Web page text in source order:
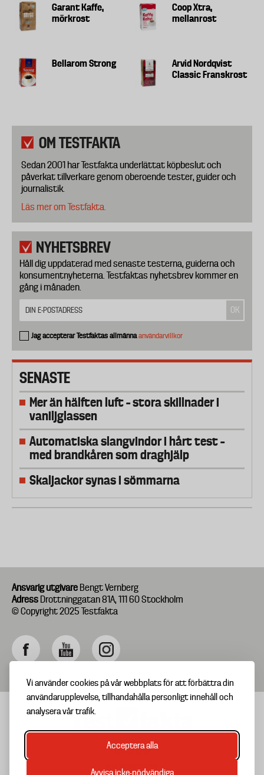
Vi använder cookies på vår webbplats för att förbättra din
användarupplevelse, tillhandahålla personligt innehåll och
analysera vår trafik.
Acceptera alla
Avvisa icke-nödvändiga
Garant Kaffe,
mörkrost
Coop Xtra,
mellanrost
Bellarom Strong
Arvid Nordqvist
Classic Franskrost
OM TESTFAKTA
Sedan 2001 har Testfakta underlättat köpbeslut och
påverkat tillverkare genom oberoende tester, guider och
journalistik.
Läs mer om Testfakta.
NYHETSBREV
Håll dig uppdaterad med senaste testerna, guiderna och
konsumentnyheterna. Testfaktas nyhetsbrev kommer en
gång i månaden.
Jag accepterar Testfaktas allmännaanvändarvillkor
SENASTE
Mer än hälften luft – stora skillnader i
vaniljglassen
Automatiska slangvindor i hårt test –
med brandkåren som draghjälp
Skaljackor synas i sömmarna
Ansvarig utgivare Bengt Vernberg
Adress Drottninggatan 81A, 111 60 Stockholm
© Copyright 2025 Testfakta
Footer
TIPSA OSS
OM TESTFAKTA